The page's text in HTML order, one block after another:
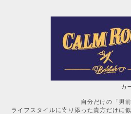
カーム ル
自分だけの「男前」を造
ライフスタイルに寄り添った貴方だけに